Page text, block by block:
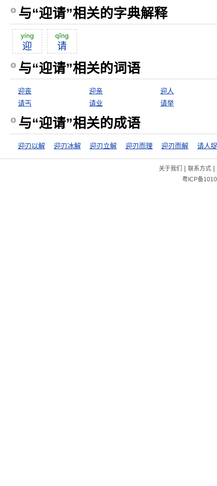
与“迎请”相关的字典解释
yíng
迎
qĭng
请
与“迎请”相关的词语
迎丧 迎亲
迎人
请丐
请业 请举
与“迎请”相关的成语
迎刃以解 迎刃冰解 迎刃立解 迎刃而理 迎刃而解 请人
关于我们 | 联系方式|
粤ICP备